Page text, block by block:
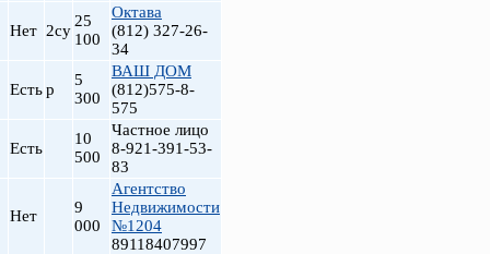
Нет 2су
25
100
Октава
(812) 327-26-
34
Естьр
5
300
ВАШ ДОМ
(812)575-8-
575
Есть
10
500
Частное лицо
8-921-391-53-
83
Нет
9
000
Агентство
Недвижимости
№1204
89118407997